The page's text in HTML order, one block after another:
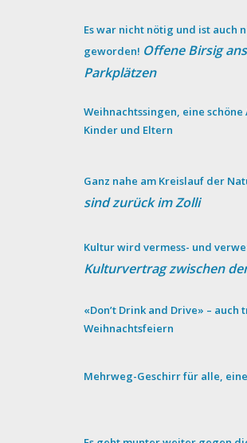
Es war nicht nötig und ist auch
geworden! Offene Birsig
Parkplätzen
Weihnachtssingen, eine
Kinder und Eltern
Ganz nahe am Kreislauf der
sind zurück im Zolli
Kultur wird vermess- und
Kulturvertrag zwischen
«Don’t Drink and Drive» – auch
Weihnachtsfeiern
Mehrweg-Geschirr für alle,